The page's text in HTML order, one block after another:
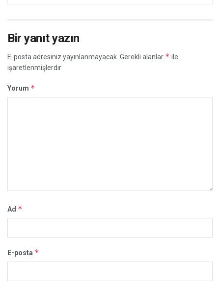
Bir yanıt yazın
E-posta adresiniz yayınlanmayacak. Gerekli alanlar * ile
işaretlenmişlerdir
Yorum *
Ad *
E-posta *